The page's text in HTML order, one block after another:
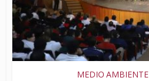
MEDIO AMBIENTE